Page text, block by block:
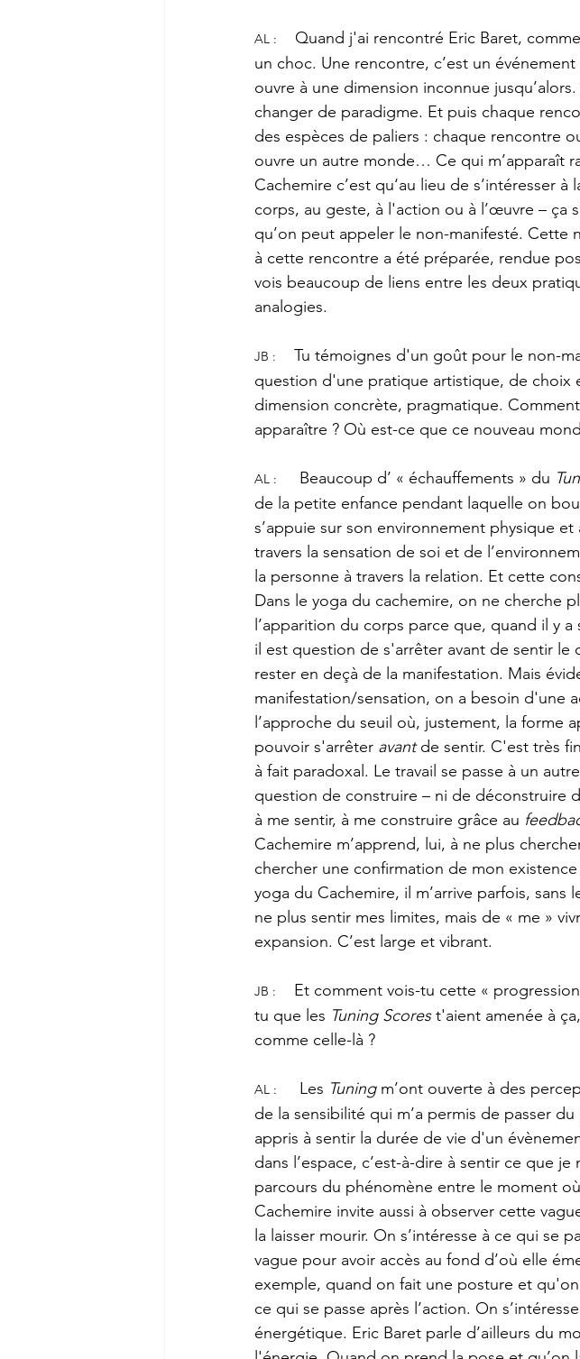
AL :
Quand j'ai rencontré Eric Baret,
un choc. Une rencontre, c’est un
ouvre à une dimension inconnue
changer de paradigme. Et puis chaque
des espèces de paliers : chaque rencontre
ouvre un autre monde… Ce qui m’apparaît
Cachemire c’est qu‘au lieu de s’intéresser
corps, au geste, à l'action ou à l’œuvre – ça
qu’on peut appeler le non-manifesté.
à cette rencontre a été préparée, rendue
vois beaucoup de liens entre les deux
analogies.
JB :
Tu témoignes d'un goût pour le non-
question d'une pratique artistique, de choix
dimension concrète, pragmatique.
apparaître ? Où est-ce que ce nouveau
AL : Beaucoup d’ « échauffements » du
de la petite enfance pendant laquelle on
s’appuie sur son environnement physique
travers la sensation de soi et de
la personne à travers la relation. Et cette
Dans le yoga du cachemire, on ne cherche
l’apparition du corps parce que, quand il y
il est question de s'arrêter avant de sentir le
rester en deçà de la manifestation. Mais
manifestation/sensation, on a besoin d'une
l’approche du seuil où, justement, la forme
pouvoir s'arrêter avant de sentir. C'est très
à fait paradoxal. Le travail se passe à un
question de construire – ni de déconstruire
à me sentir, à me construire grâce au
Cachemire m’apprend, lui, à ne plus
chercher une confirmation de mon
yoga du Cachemire, il m’arrive parfois,
ne plus sentir mes limites, mais de « me »
expansion. C’est large et vibrant.
JB :
Et comment vois-tu cette «
tu que les Tuning Scores t'aient amenée à
comme celle-là ?
AL : Les Tuning m’ont ouverte à des
de la sensibilité qui m’a permis de passer
appris à sentir la durée de vie d'un
dans l’espace, c’est-à-dire à sentir ce que
parcours du phénomène entre le moment
Cachemire invite aussi à observer cette
la laisser mourir. On s’intéresse à ce qui se
vague pour avoir accès au fond d’où elle
exemple, quand on fait une posture et
ce qui se passe après l’action. On
énergétique. Eric Baret parle d’ailleurs du